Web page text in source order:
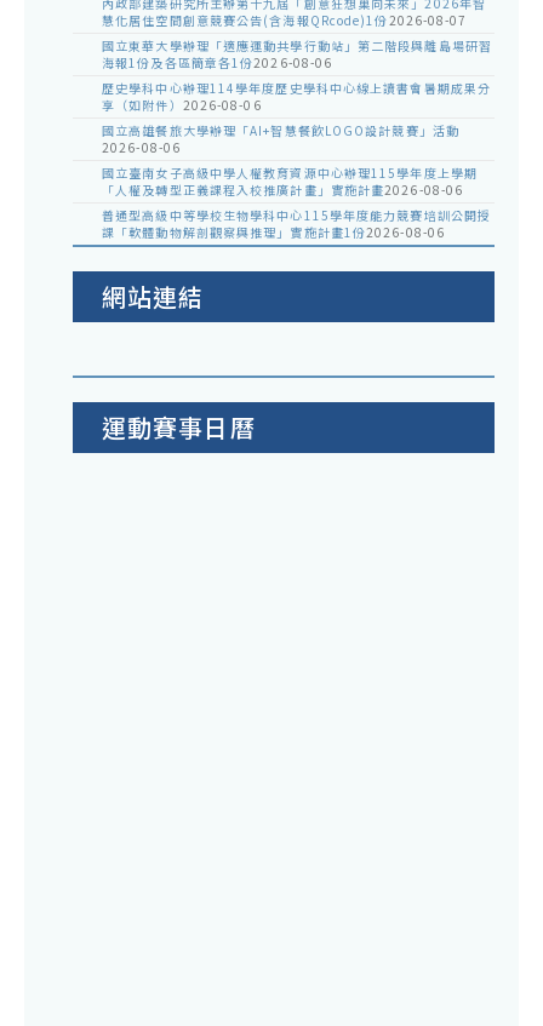
慧化居住空間創意競賽公告(含海報QRcode)1份2026-08-07
國立東華大學辦理「適應運動共學行動站」第二階段與離島場研習
海報1份及各區簡章各1份2026-08-06
歷史學科中心辦理114學年度歷史學科中心線上讀書會暑期成果分
享（如附件） 2026-08-06
國立高雄餐旅大學辦理「AI+智慧餐飲LOGO設計競賽」活動
2026-08-06
國立臺南女子高級中學人權教育資源中心辦理115學年度上學期
「人權及轉型正義課程入校推廣計畫」實施計畫2026-08-06
普通型高級中等學校生物學科中心115學年度能力競賽培訓公開授
課「軟體動物解剖觀察與推理」實施計畫1份2026-08-06
網站連結
運動賽事日曆